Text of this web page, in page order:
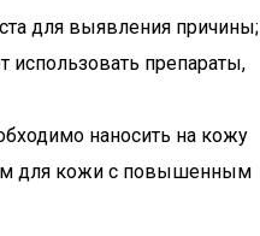
для выявления причины;
использовать препараты,
наносить на кожу
для кожи с повышенным